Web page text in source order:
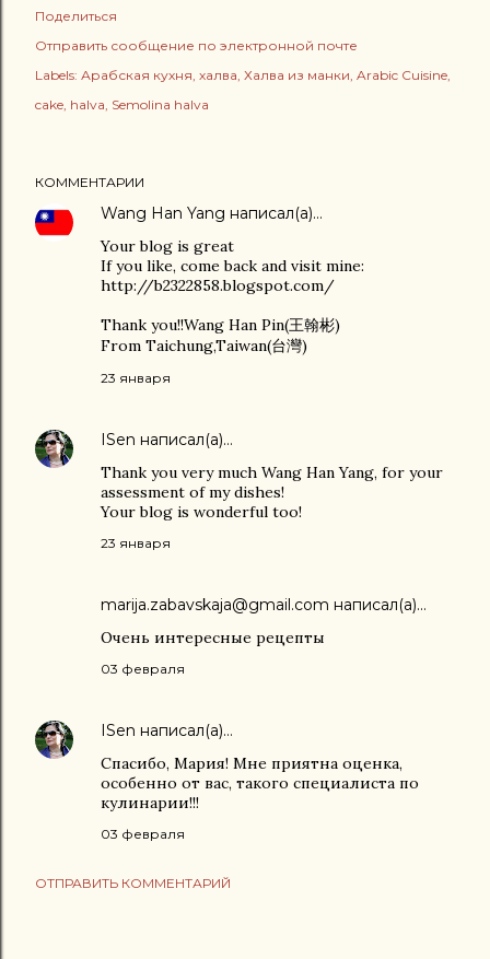
Поделиться
Отправить сообщение по электронной почте
Labels: Арабская кухня халва Халва из манки Arabic Cuisine
cake halva Semolina halva
КОММЕНТАРИИ
Wang Han Yang написал(а)…
Your blog is great
If you like, come back and visit mine:
http://b2322858.blogspot.com/
Thank you!!Wang Han Pin(王翰彬)
From Taichung,Taiwan(台灣)
23 января
ISen написал(а)…
Thank you very much Wang Han Yang, for your
assessment of my dishes!
Your blog is wonderful too!
23 января
marija.zabavskaja@gmail.com написал(а)…
Очень интересные рецепты
03 февраля
ISen написал(а)…
Спасибо, Мария! Мне приятна оценка,
особенно от вас, такого специалиста по
кулинарии!!!
03 февраля
ОТПРАВИТЬ КОММЕНТАРИЙ